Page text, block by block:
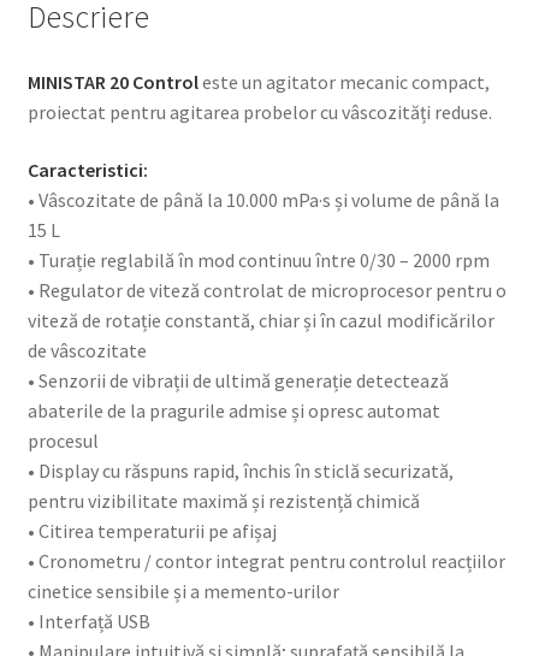
Descriere
MINISTAR 20 Controleste un agitator mecanic compact,
proiectat pentru agitarea probelor cu vâscozități reduse.
Caracteristici:
• Vâscozitate de până la 10.000 mPa·s și volume de până la
15 L
• Turație reglabilă în mod continuu între 0/30 – 2000 rpm
• Regulator de viteză controlat de microprocesor pentru o
viteză de rotație constantă, chiar și în cazul modificărilor
de vâscozitate
• Senzorii de vibrații de ultimă generație detectează
abaterile de la pragurile admise și opresc automat
procesul
• Display cu răspuns rapid, închis în sticlă securizată,
pentru vizibilitate maximă și rezistență chimică
• Citirea temperaturii pe afișaj
• Cronometru / contor integrat pentru controlul reacțiilor
cinetice sensibile și a memento-urilor
• Interfață USB
• Manipulare intuitivă și simplă; suprafață sensibilă la